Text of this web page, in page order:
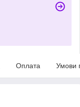
Оплата Умови